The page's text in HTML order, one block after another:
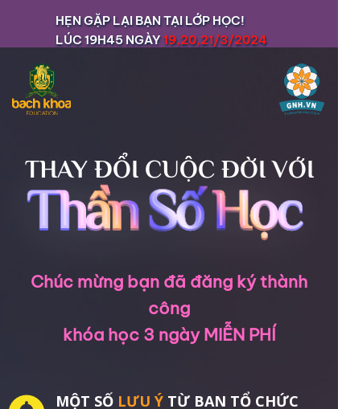
Chúc mừng bạn đã đăng ký thành
công
khóa học 3 ngày MIỄN PHÍ
THAY ĐỔI CUỘC ĐỜI VỚI
MỘT SỐ LƯU Ý TỪ BAN TỔ CHỨC
HẸN GẶP LẠI BẠN TẠI LỚP HỌC!
LÚC 19H45 NGÀY19,20,21/3/2024